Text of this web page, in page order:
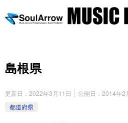
島根県
更新日： 2022年3月11日 公開日： 2014年2
都道府県